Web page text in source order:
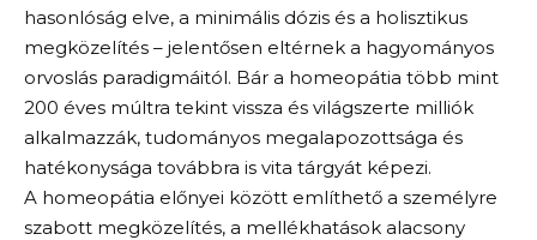
hasonlóság elve, a minimális dózis és a holisztikus
megközelítés – jelentősen eltérnek a hagyományos
orvoslás paradigmáitól. Bár a homeopátia több mint
200 éves múltra tekint vissza és világszerte milliók
alkalmazzák, tudományos megalapozottsága és
hatékonysága továbbra is vita tárgyát képezi.
A homeopátia előnyei között említhető a személyre
szabott megközelítés, a mellékhatások alacsony